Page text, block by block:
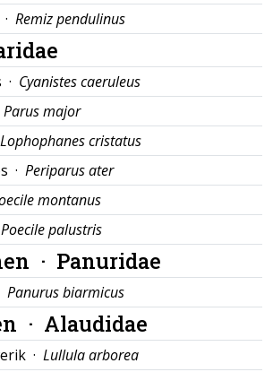
Remiz pendulinus
Cyanistes caeruleus
Parus major
Lophophanes cristatus
· Periparus ater
montanus
Poecile palustris
· Panuridae
Panurus biarmicus
· Alaudidae
· Lullula arborea